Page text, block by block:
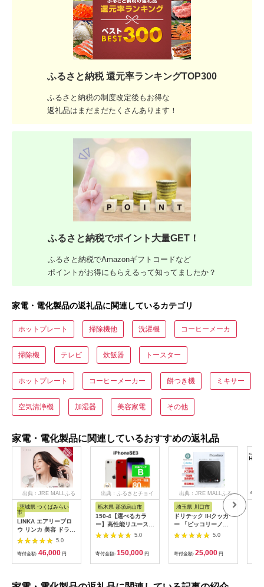
ふるさと納税 還元率ランキングTOP300
ふるさと納税の制度改定後もお得な
返礼品はまだまだたくさんあります！
ふるさと納税でポイント大量GET！
ふるさと納税でAmazonギフトコードなど
ポイントがお得にもらえるって知ってましたか？
家電・電化製品の返礼品に関連しているカテゴリ
ホットプレート 掃除機他 洗濯機 コーヒーメーカ
掃除機 テレビ 炊飯器 トースター
ホットプレート コーヒーメーカー 餅つき機 ミキサー
空気清浄機 加湿器 美容家電 その他
家電・電化製品に関連しているおすすめの返礼品
出典：JRE MALLふる
さと納税
茨城県 つくばみらい
市
LINKA エアリーブロ
ウ リンカ 美容 ドライ
ヤー ヘアケア 髪 エス
贈呈品 プレゼント 母
の日 母の日準備 母の
5.0
寄付金額: 46,000 円
出典：ふるさとチョイ
栃木県 那須烏山市
150-4【選べるカラ
ー】高性能リユース
スマホ Apple
SIMロック解除済 本
体のみ ｜ 中古 再生品
本体 端末
5.0
寄付金額: 150,000 円
出典：JRE MALLふる
さと納税
埼玉県 川口市
ドリテック IHクッカ
ー 「ピッコリーノ」
ブラック DI-
5.0
寄付金額: 25,000 円